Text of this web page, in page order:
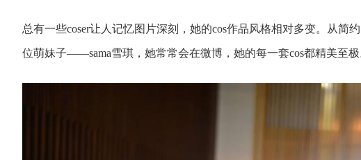
总有一些coser让人记忆图片深刻，她的cos作品风格相对多变。从
位萌妹子——sama雪琪，她常常会在微博，她的每一套cos都精美至极